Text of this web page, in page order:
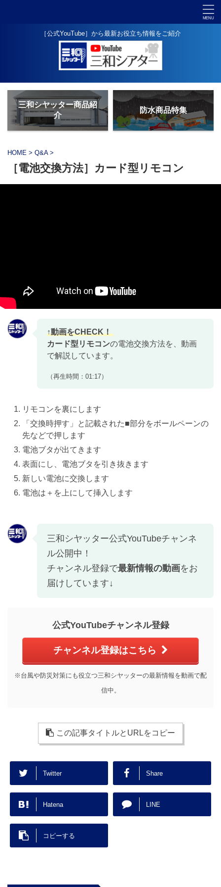
［公式YouTube］から最新お役立ち情報をご紹介
三和シヤッター商品紹
介
防水商品特集
HOME > Q&A >
［電池交換方法］カード型リモコン
カード型リモコンの電池交換方法を、動画
で解説しています。
（再生時間：01:17）
リモコンを裏にします
「交換時押す」と記載された■部分をボールペーンの
先などで押します
電池ブタが出てきます
表面にし、電池ブタを引き抜きます
新しい電池に交換します
電池は＋を上にして挿入します
三和シヤッター公式YouTubeチャンネ
ル公開中！
チャンネル登録で最新情報の動画をお
届けしています↓
公式YouTubeチャンネル登録
チャンネル登録はこちら
※台風や防災対策にも役立つ三和シヤッターの最新情報を動画で配
信中。
この記事タイトルとURLをコピー
Twitter Share
Hatena LINE
コピーする